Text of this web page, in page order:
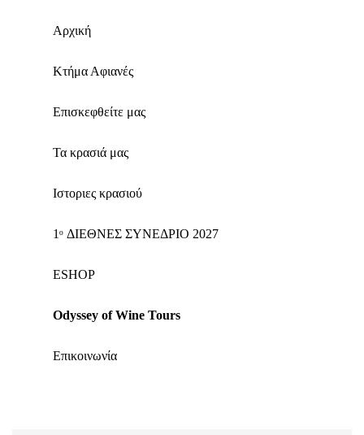
Αρχική
Κτήμα Αφιανές
Επισκεφθείτε μας
Τα κρασιά μας
Ιστοριες κρασιού
1ᵒ ΔΙΕΘΝΕΣ ΣΥΝΕΔΡΙΟ 2027
ΕSHOP
Odyssey of Wine Tours
Επικοινωνία